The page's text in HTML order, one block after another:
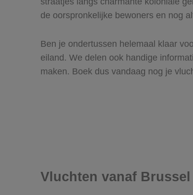
de oorspronkelijke bewoners en nog
Ben je ondertussen helemaal klaar
eiland. We delen ook handige
maken. Boek dus vandaag nog je
Vluchten vanaf